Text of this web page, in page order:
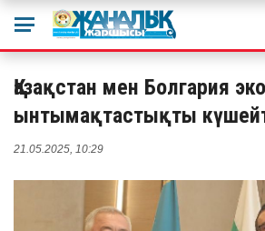
Қазақстан мен Болгария
ынтымақтастықты
21.05.2025, 10:29